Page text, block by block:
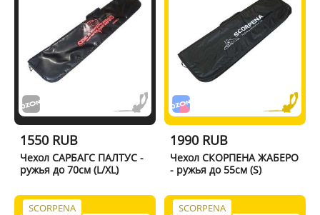
1550 RUB
Чехол САРБАГС ПАЛТУС -
ружья до 70см (L/XL)
1990 RUB
Чехол СКОРПЕНА ЖАБЕРО
- ружья до 55см (S)
SCORPENA SCORPENA